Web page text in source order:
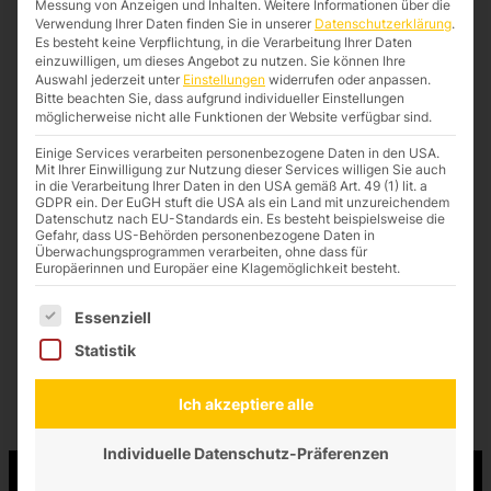
Ihr Projekt.
In guten Händen.
100% CE-Konformität
Montageanleitung und Schaltplan
Informationen zu LEDs und Trafos
Neue Projektanfrage
Messung von Anzeigen und Inhalten. Weitere Informationen über die
Verwendung Ihrer Daten finden Sie in unserer Datenschutzerklärung.
Es besteht keine Verpflichtung, in die Verarbeitung Ihrer Daten
einzuwilligen, um dieses Angebot zu nutzen. Sie können Ihre
Auswahl jederzeit unter Einstellungen widerrufen oder anpassen.
Bitte beachten Sie, dass aufgrund individueller Einstellungen
möglicherweise nicht alle Funktionen der Website verfügbar sind.
Einige Services verarbeiten personenbezogene Daten in den USA.
Mit Ihrer Einwilligung zur Nutzung dieser Services willigen Sie auch
in die Verarbeitung Ihrer Daten in den USA gemäß Art. 49 (1) lit. a
GDPR ein. Der EuGH stuft die USA als ein Land mit unzureichendem
Datenschutz nach EU-Standards ein. Es besteht beispielsweise die
Gefahr, dass US-Behörden personenbezogene Daten in
Überwachungsprogrammen verarbeiten, ohne dass für
Europäerinnen und Europäer eine Klagemöglichkeit besteht.
Es folgt eine Liste der Service-Gruppen, für die eine
Essenziell
Statistik
Ich akzeptiere alle
Individuelle Datenschutz-Präferenzen